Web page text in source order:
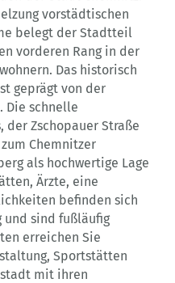
vorstädtischen
belegt der Stadtteil
vorderen Rang in der
Das historisch
geprägt von der
Die schnelle
der Zschopauer Straße
Chemnitzer
als hochwertige Lage
Ärzte, eine
befinden sich
sind fußläufig
erreichen Sie
Sportstätten
mit ihren